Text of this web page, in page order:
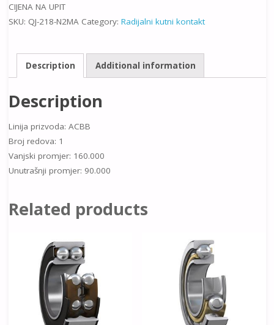
CIJENA NA UPIT
SKU: QJ-218-N2MA Category: Radijalni kutni kontakt
Description Additional information
Description
Linija prizvoda: ACBB
Broj redova: 1
Vanjski promjer: 160.000
Unutrašnji promjer: 90.000
Related products